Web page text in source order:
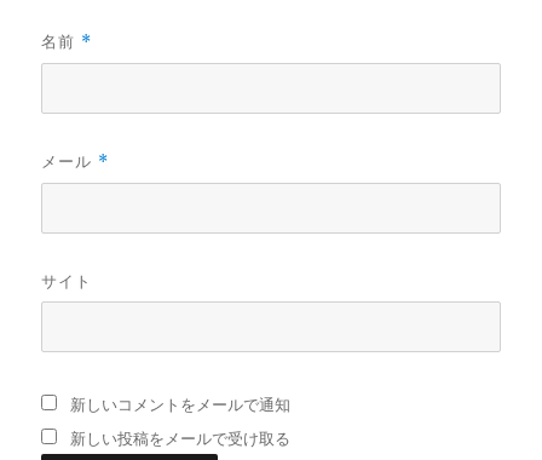
名前 *
メール *
サイト
新しいコメントをメールで通知
新しい投稿をメールで受け取る